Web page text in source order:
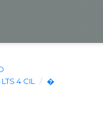
4 CIL
�